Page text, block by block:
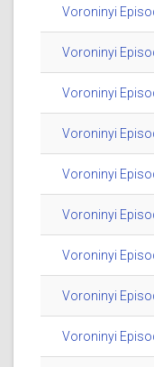
Voroninyi
Voroninyi
Voroninyi
Voroninyi
Voroninyi
Voroninyi
Voroninyi
Voroninyi
Voroninyi